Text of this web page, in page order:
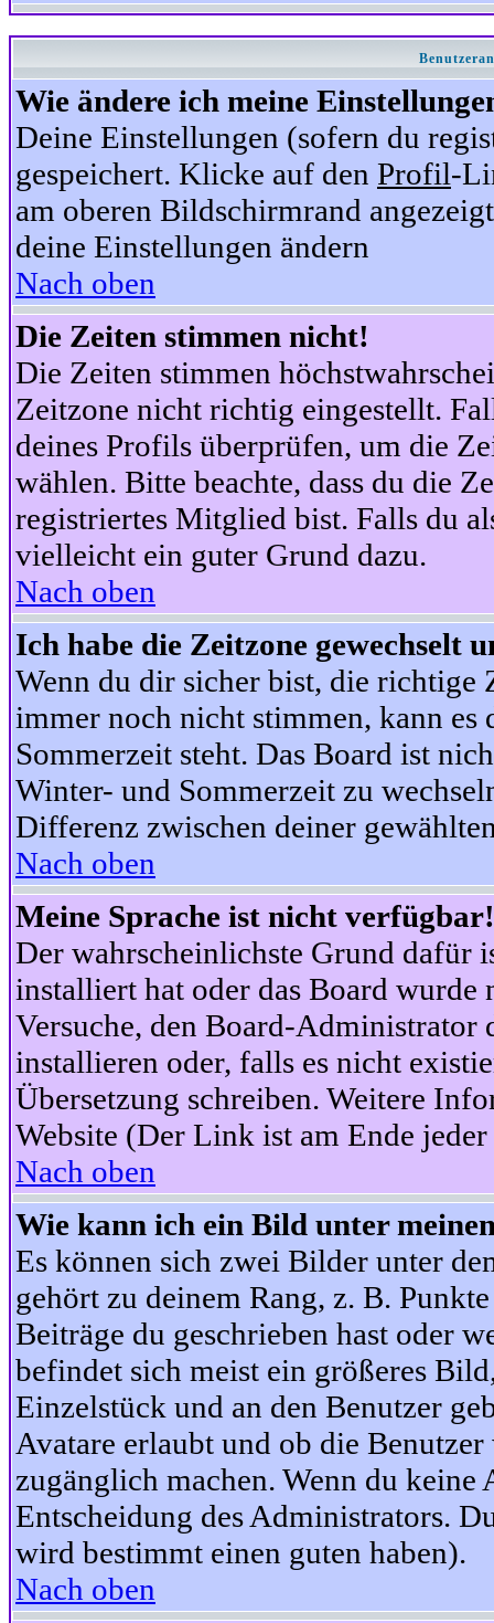
Wie ändere ich meine
Deine Einstellungen (sofern du
gespeichert. Klicke auf den Profil-
am oberen Bildschirmrand
deine Einstellungen ändern
Nach oben
Die Zeiten stimmen nicht!
Die Zeiten stimmen
Zeitzone nicht richtig eingestellt.
deines Profils überprüfen, um die
wählen. Bitte beachte, dass du die
registriertes Mitglied bist. Falls du
vielleicht ein guter Grund dazu.
Nach oben
Ich habe die Zeitzone gewechselt
Wenn du dir sicher bist, die richtige
immer noch nicht stimmen, kann es
Sommerzeit steht. Das Board ist
Winter- und Sommerzeit zu
Differenz zwischen deiner
Nach oben
Meine Sprache ist nicht verfügbar!
Der wahrscheinlichste Grund dafür
installiert hat oder das Board wurde
Versuche, den Board-Administrator
installieren oder, falls es nicht
Übersetzung schreiben. Weitere
Website (Der Link ist am Ende jeder
Nach oben
Wie kann ich ein Bild unter
Es können sich zwei Bilder unter
gehört zu deinem Rang, z. B.
Beiträge du geschrieben hast oder
befindet sich meist ein größeres
Einzelstück und an den Benutzer
Avatare erlaubt und ob die
zugänglich machen. Wenn du keine
Entscheidung des Administrators.
wird bestimmt einen guten haben).
Nach oben